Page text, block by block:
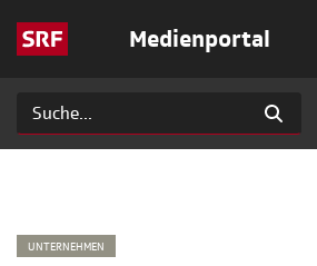
Medienportal
UNTERNEHMEN